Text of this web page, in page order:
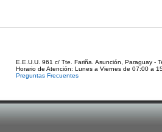
E.E.U.U. 961 c/ Tte. Fariña. Asunción, Paraguay -
Horario de Atención: Lunes a Viernes de 07:00 a
Preguntas Frecuentes